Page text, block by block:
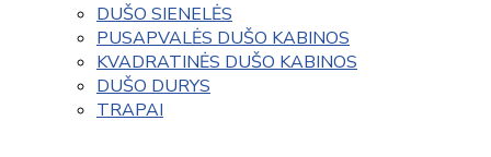
DUŠO SIENELĖS
PUSAPVALĖS DUŠO KABINOS
KVADRATINĖS DUŠO KABINOS
DUŠO DURYS
TRAPAI